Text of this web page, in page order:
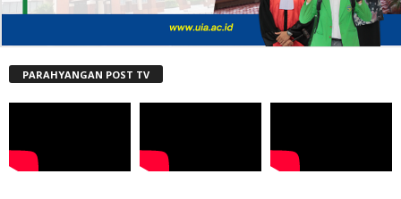
PARAHYANGAN POST TV